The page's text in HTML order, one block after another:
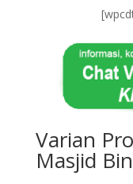
Varian
Masjid